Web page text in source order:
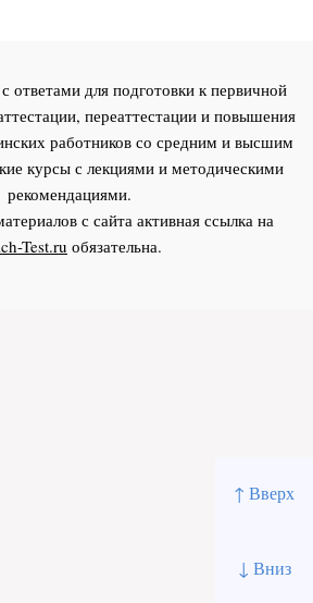
↑ Вверх
↓ Вниз
ответами для подготовки к первичной
переаттестации и повышения
работников со средним и высшим
курсы с лекциями и методическими
рекомендациями.
с сайта активная ссылка на
Test.ru обязательна.